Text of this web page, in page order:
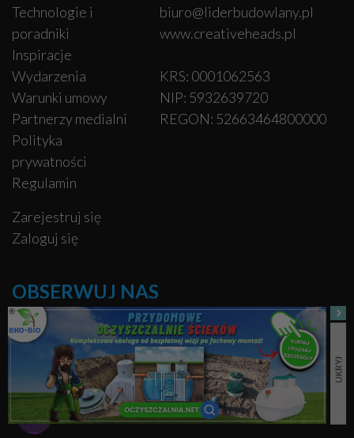
Technologie i
poradniki
Inspiracje
Wydarzenia
Warunki umowy
Partnerzy medialni
Polityka
prywatności
Regulamin
Zarejestruj się
Zaloguj się
biuro@liderbudowlany.pl
www.creativeheads.pl
KRS: 0001062563
NIP: 5932639720
REGON: 52663464800000
OBSERWUJ NAS
Facebook
Pinterest
Instagram